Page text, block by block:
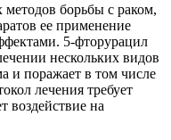
борьбы с раком,
ее применение
5-фторурацил
нескольких видов
и поражает в том числе
лечения требует
воздействие на